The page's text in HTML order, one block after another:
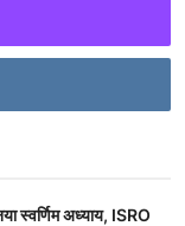
स्वर्णिम अध्याय, ISRO